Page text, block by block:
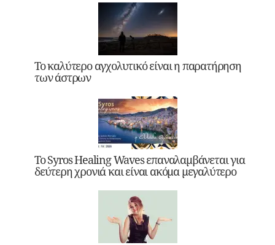
Το καλύτερο αγχολυτικό είναι η παρατήρηση
των άστρων
Το Syros Healing Waves επαναλαμβάνεται για
δεύτερη χρονιά και είναι ακόμα μεγαλύτερο